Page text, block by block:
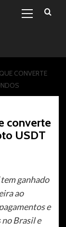
Menu
CONVERTE
converte
USDT
tem ganhado
ao
e
Brasil e